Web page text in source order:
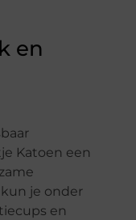
en
Katoen een
je onder
en